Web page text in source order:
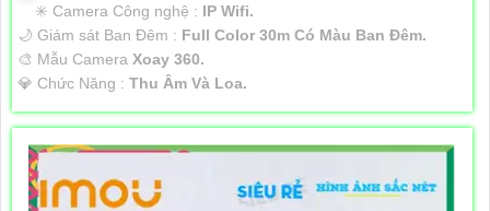
✳️ Camera Công nghệ : IP Wifi.
🌙 Giám sát Ban Đêm : Full Color 30m Có Màu Ban Ðêm.
🎨 Mẫu Camera Xoay 360.
️💎 Chức Năng : Thu Âm Và Loa.